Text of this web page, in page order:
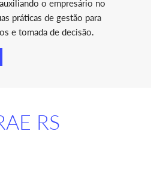
o empresário no
práticas de gestão para
e tomada de decisão.
RS